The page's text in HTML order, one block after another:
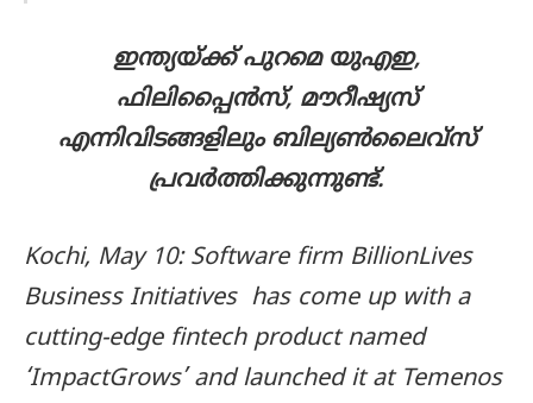
ഇന്ത്യയ്ക്ക് പുറമെ യുഎഇ,
ഫിലിപ്പൈന്‍സ്, മൗറീഷ്യസ്
എന്നിവിടങ്ങളിലും ബില്യണ്‍ലൈവ്സ്
പ്രവര്‍ത്തിക്കുന്നുണ്ട്.
Kochi, May 10: Software firm BillionLives
Business Initiatives has come up with a
cutting-edge fintech product named
‘ImpactGrows’ and launched it at Temenos